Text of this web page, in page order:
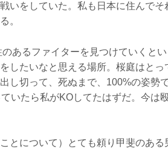
いをしていた。私も日本に住んでそ
。
あるファイターを見つけていくと
したいなと思える場所。桜庭はとっ
し切って、死ぬまで、100%の姿勢
いたら私がKOしてたはずだ。今は
とについて）とても頼り甲斐のある